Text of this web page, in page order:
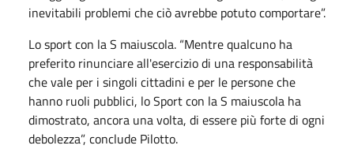
inevitabili problemi che ciò avrebbe potuto comportare”.
Lo sport con la S maiuscola. “Mentre qualcuno ha
preferito rinunciare all'esercizio di una responsabilità
che vale per i singoli cittadini e per le persone che
hanno ruoli pubblici, lo Sport con la S maiuscola ha
dimostrato, ancora una volta, di essere più forte di ogni
debolezza”, conclude Pilotto.